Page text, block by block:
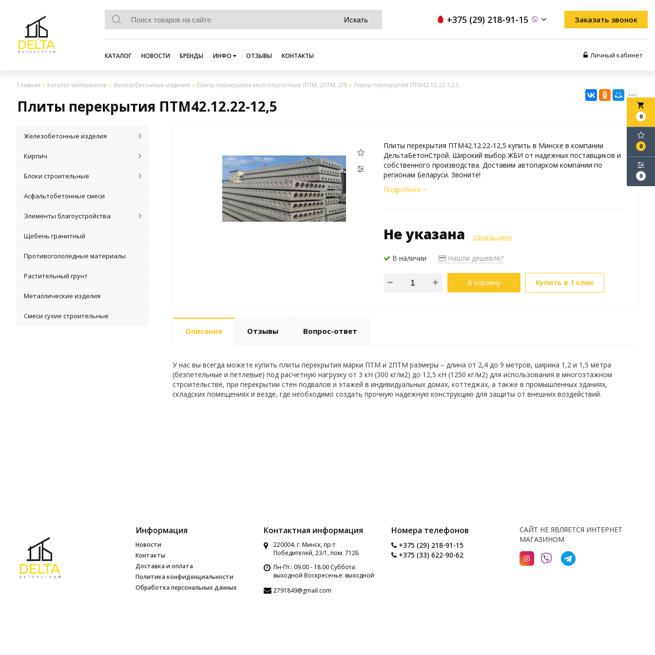
+375 (29) 218-91-15 Заказать звонок
КАТАЛОГ НОВОСТИ БРЕНДЫ ИНФО ОТЗЫВЫ КОНТАКТЫ Личный кабинет
Главная Каталог материалов Железобетонные изделия Плиты перекрытия многопустотные (ПТМ, 2ПТМ, 2П) Плиты перекрытия ПТМ42.12.22-12,5
Плиты перекрытия ПТМ42.12.22-12,5 local_grocery_store
0
0
0
Железобетонные изделия
Кирпич
Блоки строительные
Асфальтобетонные смеси
Элементы благоустройства
Щебень гранитный
Противогололедные материалы
Растительный грунт
Металлические изделия
Смеси сухие строительные
Плиты перекрытия ПТМ42.12.22-12,5 купить в Минске в компании
ДельтаБетонСтрой. Широкий выбор ЖБИ от надежных поставщиков и
собственного производства. Доставим автопарком компании по
регионам Беларуси. Звоните!
Подробнее
Не указана Узнать цену
В наличии Нашли дешевле?
В корзину Купить в 1 клик
Описание Отзывы Вопрос-ответ
У нас вы всегда можете купить плиты перекрытия марки ПТМ и 2ПТМ размеры – длина от 2,4 до 9 метров, ширина 1,2 и 1,5 метра
(безпетельные и петлевые) под расчетную нагрузку от 3 кН (300 кг/м2) до 12,5 кН (1250 кг/м2) для использования в многоэтажном
строительстве, при перекрытии стен подвалов и этажей в индивидуальных домах, коттеджах, а также в промышленных зданиях,
складских помещениях и везде, где необходимо создать прочную надежную конструкцию для защиты от внешних воздействий.
Информация
Новости
Контакты
Доставка и оплата
Политика конфиденциальности
Обработка персональных данных
Контактная информация
220004, г. Минск, пр-т
Победителей, 23/1, пом. 712Б
Пн-Пт.: 09.00 - 18.00 Суббота:
выходной Воскресенье: выходной
2791849@gmail.com
Номера телефонов
+375 (29) 218-91-15
+375 (33) 622-90-62
САЙТ НЕ ЯВЛЯЕТСЯ ИНТЕРНЕТ
МАГАЗИНОМ